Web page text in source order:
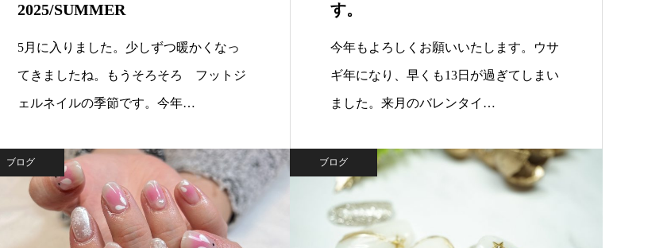
2025/SUMMER
5月に入りました。少しずつ暖かくなっ
てきましたね。もうそろそろ フットジ
ェルネイルの季節です。今年…
す。
今年もよろしくお願いいたします。ウサ
ギ年になり、早くも13日が過ぎてしまい
ました。来月のバレンタイ…
ブログ ブログ